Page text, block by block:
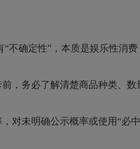
确定性”，本质是娱乐性消费
务必了解清楚商品种类、数
未明确公示概率或使用“必中